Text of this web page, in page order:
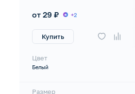
от 29 ₽ +2
Купить
Цвет
Белый
Размер